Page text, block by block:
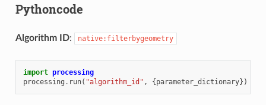
Pythoncode
Algorithm ID: native:filterbygeometry
import processing
processing . run( "algorithm_id" , {parameter_dictionary})